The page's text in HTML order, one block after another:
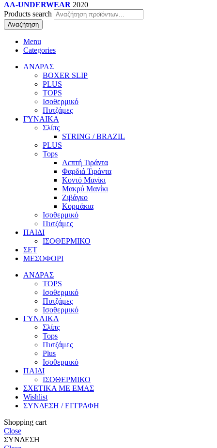
AA-UNDERWEAR 2020
Products search
Αναζήτηση
Menu
Categories
ΑΝΔΡΑΣ
BOXER SLIP
PLUS
TOPS
Ισοθερμικό
Πυτζάμες
ΓΥΝΑΙΚΑ
Σλίπς
STRING / BRAZIL
PLUS
Tops
Λεπτή Τιράντα
Φαρδιά Τιράντα
Κοντό Μανίκι
Μακρύ Μανίκι
Ζιβάγκο
Κορμάκια
Ισοθερμικό
Πυτζάμες
ΠΑΙΔΙ
ΙΣΟΘΕΡΜΙΚΟ
ΣΕΤ
ΜΕΣΟΦΟΡΙ
ΑΝΔΡΑΣ
TOPS
Ισοθερμικό
Πυτζάμες
Ισοθερμικό
ΓΥΝΑΙΚΑ
Σλίπς
Tops
Πυτζάμες
Plus
Ισοθερμικό
ΠΑΙΔΙ
ΙΣΟΘΕΡΜΙΚΟ
ΣΧΕΤΙΚΑ ΜΕ ΕΜΑΣ
Wishlist
ΣΥΝΔΕΣΗ / ΕΓΓΡΑΦΗ
Shopping cart
Close
ΣΥΝΔΕΣΗ